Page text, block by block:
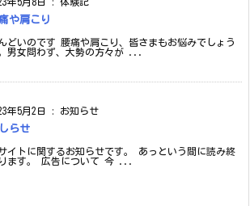
や肩こり
どいのです 腰痛や肩こり、皆さまもお悩みでしょう
男女問わず、大勢の方々が ...
年5月2日 : お知らせ
らせ
イトに関するお知らせです。 あっという間に読み終
ます。 広告について 今 ...